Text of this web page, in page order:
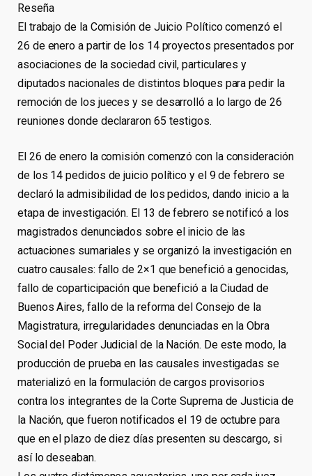
Reseña
El trabajo de la Comisión de Juicio Político comenzó el
26 de enero a partir de los 14 proyectos presentados por
asociaciones de la sociedad civil, particulares y
diputados nacionales de distintos bloques para pedir la
remoción de los jueces y se desarrolló a lo largo de 26
reuniones donde declararon 65 testigos.
El 26 de enero la comisión comenzó con la consideración
de los 14 pedidos de juicio político y el 9 de febrero se
declaró la admisibilidad de los pedidos, dando inicio a la
etapa de investigación. El 13 de febrero se notificó a los
magistrados denunciados sobre el inicio de las
actuaciones sumariales y se organizó la investigación en
cuatro causales: fallo de 2×1 que benefició a genocidas,
fallo de coparticipación que benefició a la Ciudad de
Buenos Aires, fallo de la reforma del Consejo de la
Magistratura, irregularidades denunciadas en la Obra
Social del Poder Judicial de la Nación. De este modo, la
producción de prueba en las causales investigadas se
materializó en la formulación de cargos provisorios
contra los integrantes de la Corte Suprema de Justicia de
la Nación, que fueron notificados el 19 de octubre para
que en el plazo de diez días presenten su descargo, si
así lo deseaban.